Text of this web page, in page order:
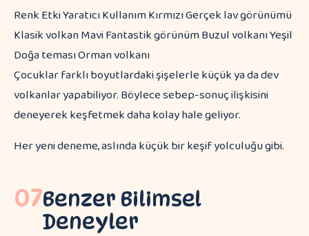
Renk Etki Yaratıcı Kullanım Kırmızı Gerçek lav görünümü
Klasik volkan Mavi Fantastik görünüm Buzul volkanı Yeşil
Doğa teması Orman volkanı
Çocuklar farklı boyutlardaki şişelerle küçük ya da dev
volkanlar yapabiliyor. Böylece sebep-sonuç ilişkisini
deneyerek keşfetmek daha kolay hale geliyor.
Her yeni deneme, aslında küçük bir keşif yolculuğu gibi.
07Benzer Bilimsel
Deneyler